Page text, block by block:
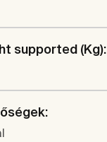
supported (Kg):